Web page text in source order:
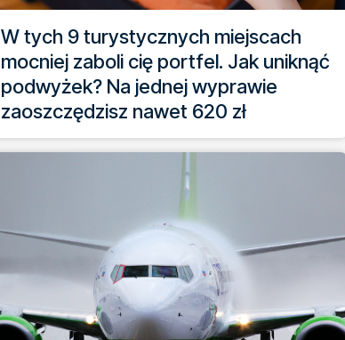
W tych 9 turystycznych miejscach
mocniej zaboli cię portfel. Jak uniknąć
podwyżek? Na jednej wyprawie
zaoszczędzisz nawet 620 zł